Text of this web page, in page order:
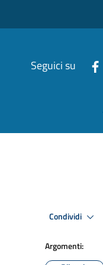
Seguici su
Condividi
Argomenti: